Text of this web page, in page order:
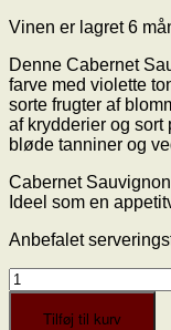
Vinen er lagret 6
Denne Cabernet
farve med violette
sorte frugter af
af krydderier og sort
bløde tanniner og
Cabernet
Ideel som en
Anbefalet
William
Cole,
MiradorTilføj til kurv